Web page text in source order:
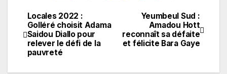
Navigation
de
l’article
Yeumbeul Sud :
Amadou Hott
reconnaît sa défaite
et félicite Bara Gaye
Locales 2022 :
Golléré choisit Adama
Saidou Diallo pour
relever le défi de la
pauvreté